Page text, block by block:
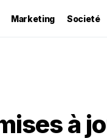
Marketing Societé
à